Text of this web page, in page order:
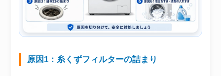
原因1：糸くずフィルターの詰まり